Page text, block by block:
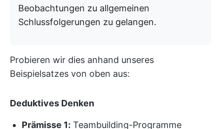
Beobachtungen zu allgemeinen
Schlussfolgerungen zu gelangen.
Probieren wir dies anhand unseres
Beispielsatzes von oben aus:
Deduktives Denken
Prämisse 1: Teambuilding-Programme